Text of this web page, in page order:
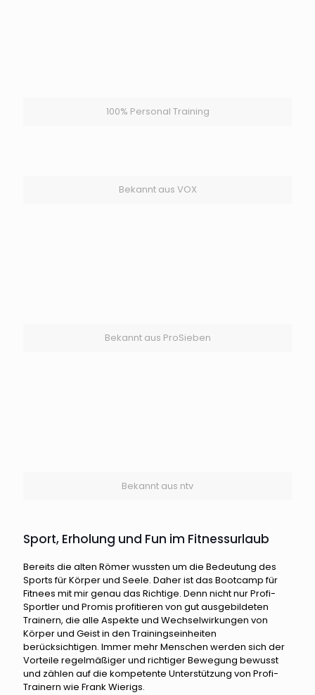
100% Personal Training
Bekannt aus VOX
Bekannt aus ProSieben
Bekannt aus ntv
Sport, Erholung und Fun im Fitnessurlaub
Bereits die alten Römer wussten um die Bedeutung des
Sports für Körper und Seele. Daher ist das Bootcamp für
Fitnees mit mir genau das Richtige. Denn nicht nur Profi-
Sportler und Promis profitieren von gut ausgebildeten
Trainern, die alle Aspekte und Wechselwirkungen von
Körper und Geist in den Trainingseinheiten
berücksichtigen. Immer mehr Menschen werden sich der
Vorteile regelmäßiger und richtiger Bewegung bewusst
und zählen auf die kompetente Unterstützung von Profi-
Trainern wie Frank Wierigs.